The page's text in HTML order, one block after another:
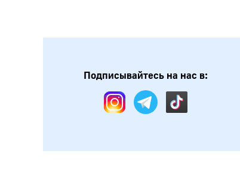
Подписывайтесь на нас в: